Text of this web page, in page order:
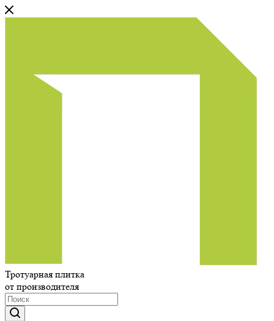
Тротуарная плитка
от производителя